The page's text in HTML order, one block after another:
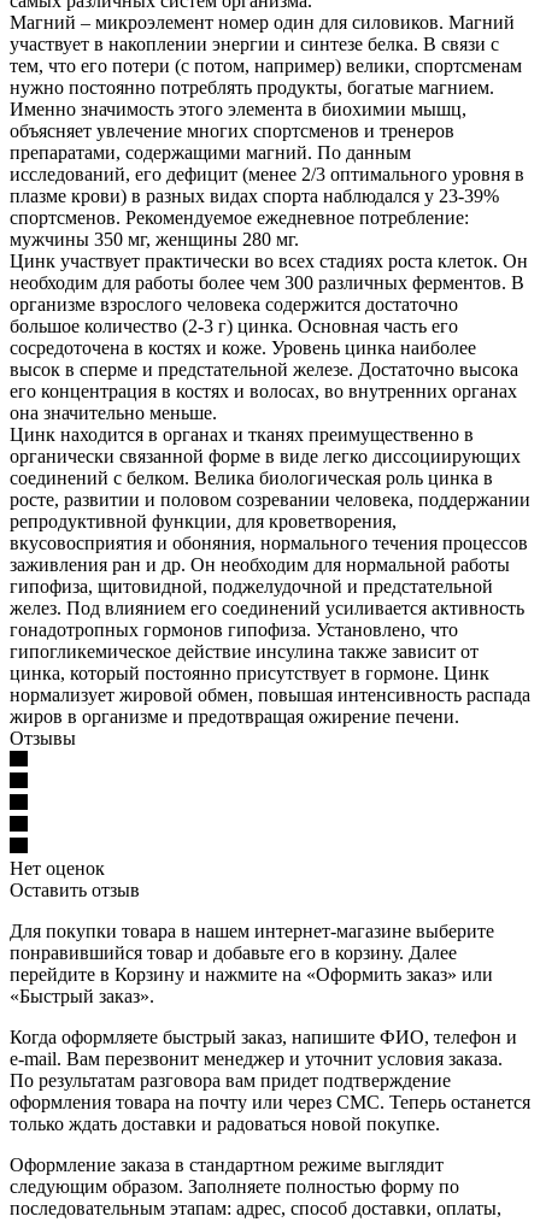
Магний – микроэлемент номер один для силовиков. Магний
участвует в накоплении энергии и синтезе белка. В связи с
тем, что его потери (с потом, например) велики, спортсменам
нужно постоянно потреблять продукты, богатые магнием.
Именно значимость этого элемента в биохимии мышц,
объясняет увлечение многих спортсменов и тренеров
препаратами, содержащими магний. По данным
исследований, его дефицит (менее 2/3 оптимального уровня в
плазме крови) в разных видах спорта наблюдался у 23-39%
спортсменов. Рекомендуемое ежедневное потребление:
мужчины 350 мг, женщины 280 мг.
Цинк участвует практически во всех стадиях роста клеток. Он
необходим для работы более чем 300 различных ферментов. В
организме взрослого человека содержится достаточно
большое количество (2-3 г) цинка. Основная часть его
сосредоточена в костях и коже. Уровень цинка наиболее
высок в сперме и предстательной железе. Достаточно высока
его концентрация в костях и волосах, во внутренних органах
она значительно меньше.
Цинк находится в органах и тканях преимущественно в
органически связанной форме в виде легко диссоциирующих
соединений с белком. Велика биологическая роль цинка в
росте, развитии и половом созревании человека, поддержании
репродуктивной функции, для кроветворения,
вкусовосприятия и обоняния, нормального течения процессов
заживления ран и др. Он необходим для нормальной работы
гипофиза, щитовидной, поджелудочной и предстательной
желез. Под влиянием его соединений усиливается активность
гонадотропных гормонов гипофиза. Установлено, что
гипогликемическое действие инсулина также зависит от
цинка, который постоянно присутствует в гормоне. Цинк
нормализует жировой обмен, повышая интенсивность распада
жиров в организме и предотвращая ожирение печени.
Отзывы
Нет оценок
Оставить отзыв
Для покупки товара в нашем интернет-магазине выберите
понравившийся товар и добавьте его в корзину. Далее
перейдите в Корзину и нажмите на «Оформить заказ» или
«Быстрый заказ».
Когда оформляете быстрый заказ, напишите ФИО, телефон и
e-mail. Вам перезвонит менеджер и уточнит условия заказа.
По результатам разговора вам придет подтверждение
оформления товара на почту или через СМС. Теперь останется
только ждать доставки и радоваться новой покупке.
Оформление заказа в стандартном режиме выглядит
следующим образом. Заполняете полностью форму по
последовательным этапам: адрес, способ доставки, оплаты,